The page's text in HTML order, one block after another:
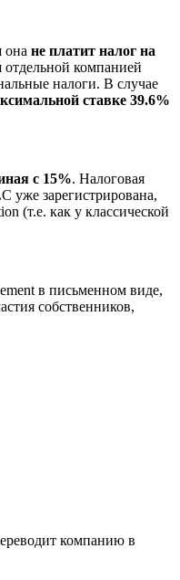
она не платит налог на
отдельной компанией
налоги. В случае
ставке 39.6%
с 15%. Налоговая
уже зарегистрирована,
(т.е. как у классической
в письменном виде,
собственников,
компанию в